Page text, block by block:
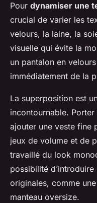
Pour dynamiser une
crucial de varier les
velours, la laine, la
visuelle qui évite la
un pantalon en
immédiatement de la
La superposition est
incontournable.
ajouter une veste fine
jeux de volume et de
travaillé du look
possibilité
originales, comme
manteau oversize.